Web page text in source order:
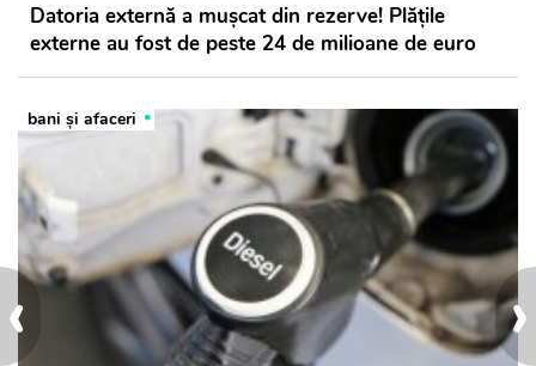
›
‹
Datoria externă a mușcat din rezerve! Plățile
externe au fost de peste 24 de milioane de euro
bani și afaceri